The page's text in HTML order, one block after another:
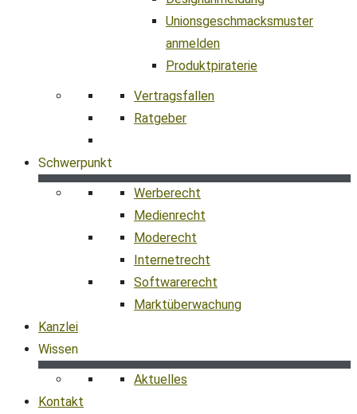
Unionsgeschmacksmuster
anmelden
Produktpiraterie
Vertragsfallen
Ratgeber
Schwerpunkt
Werberecht
Medienrecht
Moderecht
Internetrecht
Softwarerecht
Marktüberwachung
Kanzlei
Wissen
Aktuelles
Kontakt